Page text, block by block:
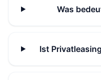
Was
Ist